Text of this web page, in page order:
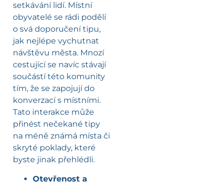
setkávání lidí. Místní
obyvatelé se rádi podělí
o svá doporučení tipu,
jak nejlépe vychutnat
návštěvu města. Mnozí
cestující se navíc stávají
součástí této komunity
tím, že se zapojují do
konverzací s místními.
Tato interakce může
přinést nečekané tipy
na méně známá místa či
skryté poklady, které
byste jinak přehlédli.
Otevřenost a